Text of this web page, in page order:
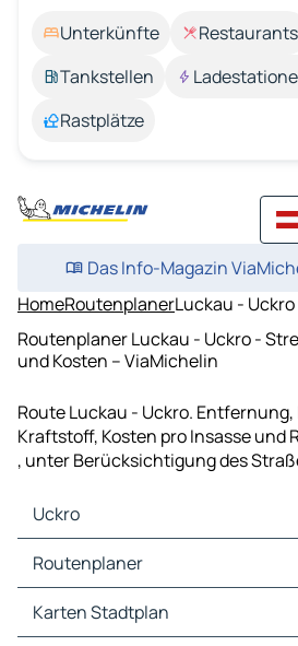
Unterkünfte Restaurants
Tankstellen
Rastplätze
Das Info-Magazin
HomeRoutenplanerLuckau - Uckro
Routenplaner Luckau - Uckro -
und Kosten – ViaMichelin
Route Luckau - Uckro.
Kraftstoff, Kosten pro Insasse und
, unter Berücksichtigung des
Uckro
Uckro Karten Stadtplan
Uckro Verkehr
Uckro Hotels
Uckro Restaurants
Routenplaner
Routenplaner Uckro - Heideblick
Routenplaner Uckro - Luckau
Karten Stadtplan